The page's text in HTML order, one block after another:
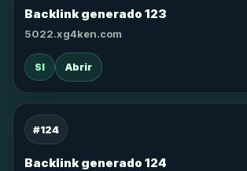
Backlink generado 123
5022.xg4ken.com
SI Abrir
#124
Backlink generado 124